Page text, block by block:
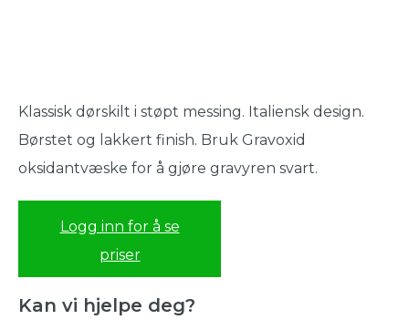
Klassisk dørskilt i støpt messing. Italiensk design.
Børstet og lakkert finish. Bruk Gravoxid
oksidantvæske for å gjøre gravyren svart.
Logg inn for å se
priser
Kan vi hjelpe deg?